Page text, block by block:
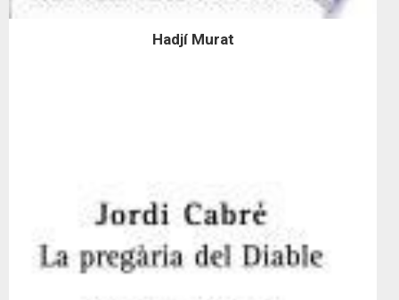
Hadjí Murat